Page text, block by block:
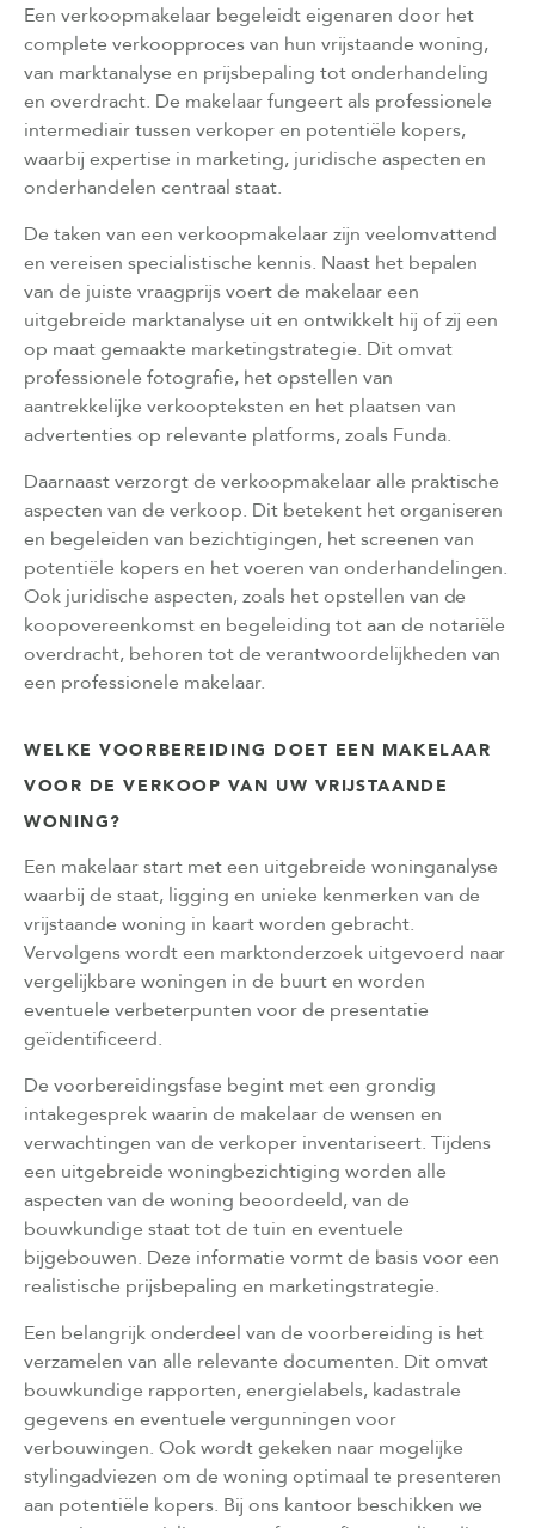
Een verkoopmakelaar begeleidt eigenaren door het
complete verkoopproces van hun vrijstaande woning,
van marktanalyse en prijsbepaling tot onderhandeling
en overdracht. De makelaar fungeert als professionele
intermediair tussen verkoper en potentiële kopers,
waarbij expertise in marketing, juridische aspecten en
onderhandelen centraal staat.
De taken van een verkoopmakelaar zijn veelomvattend
en vereisen specialistische kennis. Naast het bepalen
van de juiste vraagprijs voert de makelaar een
uitgebreide marktanalyse uit en ontwikkelt hij of zij een
op maat gemaakte marketingstrategie. Dit omvat
professionele fotografie, het opstellen van
aantrekkelijke verkoopteksten en het plaatsen van
advertenties op relevante platforms, zoals Funda.
Daarnaast verzorgt de verkoopmakelaar alle praktische
aspecten van de verkoop. Dit betekent het organiseren
en begeleiden van bezichtigingen, het screenen van
potentiële kopers en het voeren van onderhandelingen.
Ook juridische aspecten, zoals het opstellen van de
koopovereenkomst en begeleiding tot aan de notariële
overdracht, behoren tot de verantwoordelijkheden van
een professionele makelaar.
WELKE VOORBEREIDING DOET EEN MAKELAAR
VOOR DE VERKOOP VAN UW VRIJSTAANDE
WONING?
Een makelaar start met een uitgebreide woninganalyse
waarbij de staat, ligging en unieke kenmerken van de
vrijstaande woning in kaart worden gebracht.
Vervolgens wordt een marktonderzoek uitgevoerd naar
vergelijkbare woningen in de buurt en worden
eventuele verbeterpunten voor de presentatie
geïdentificeerd.
De voorbereidingsfase begint met een grondig
intakegesprek waarin de makelaar de wensen en
verwachtingen van de verkoper inventariseert. Tijdens
een uitgebreide woningbezichtiging worden alle
aspecten van de woning beoordeeld, van de
bouwkundige staat tot de tuin en eventuele
bijgebouwen. Deze informatie vormt de basis voor een
realistische prijsbepaling en marketingstrategie.
Een belangrijk onderdeel van de voorbereiding is het
verzamelen van alle relevante documenten. Dit omvat
bouwkundige rapporten, energielabels, kadastrale
gegevens en eventuele vergunningen voor
verbouwingen. Ook wordt gekeken naar mogelijke
stylingadviezen om de woning optimaal te presenteren
aan potentiële kopers. Bij ons kantoor beschikken we